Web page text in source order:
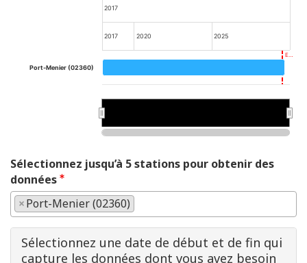
E…
2017 2020 2025
2017
Port-Menier (02360)
Sélectionnez jusqu’à 5 stations pour obtenir des
données
×Port-Menier (02360)
Sélectionnez une date de début et de fin qui
capture les données dont vous avez besoin